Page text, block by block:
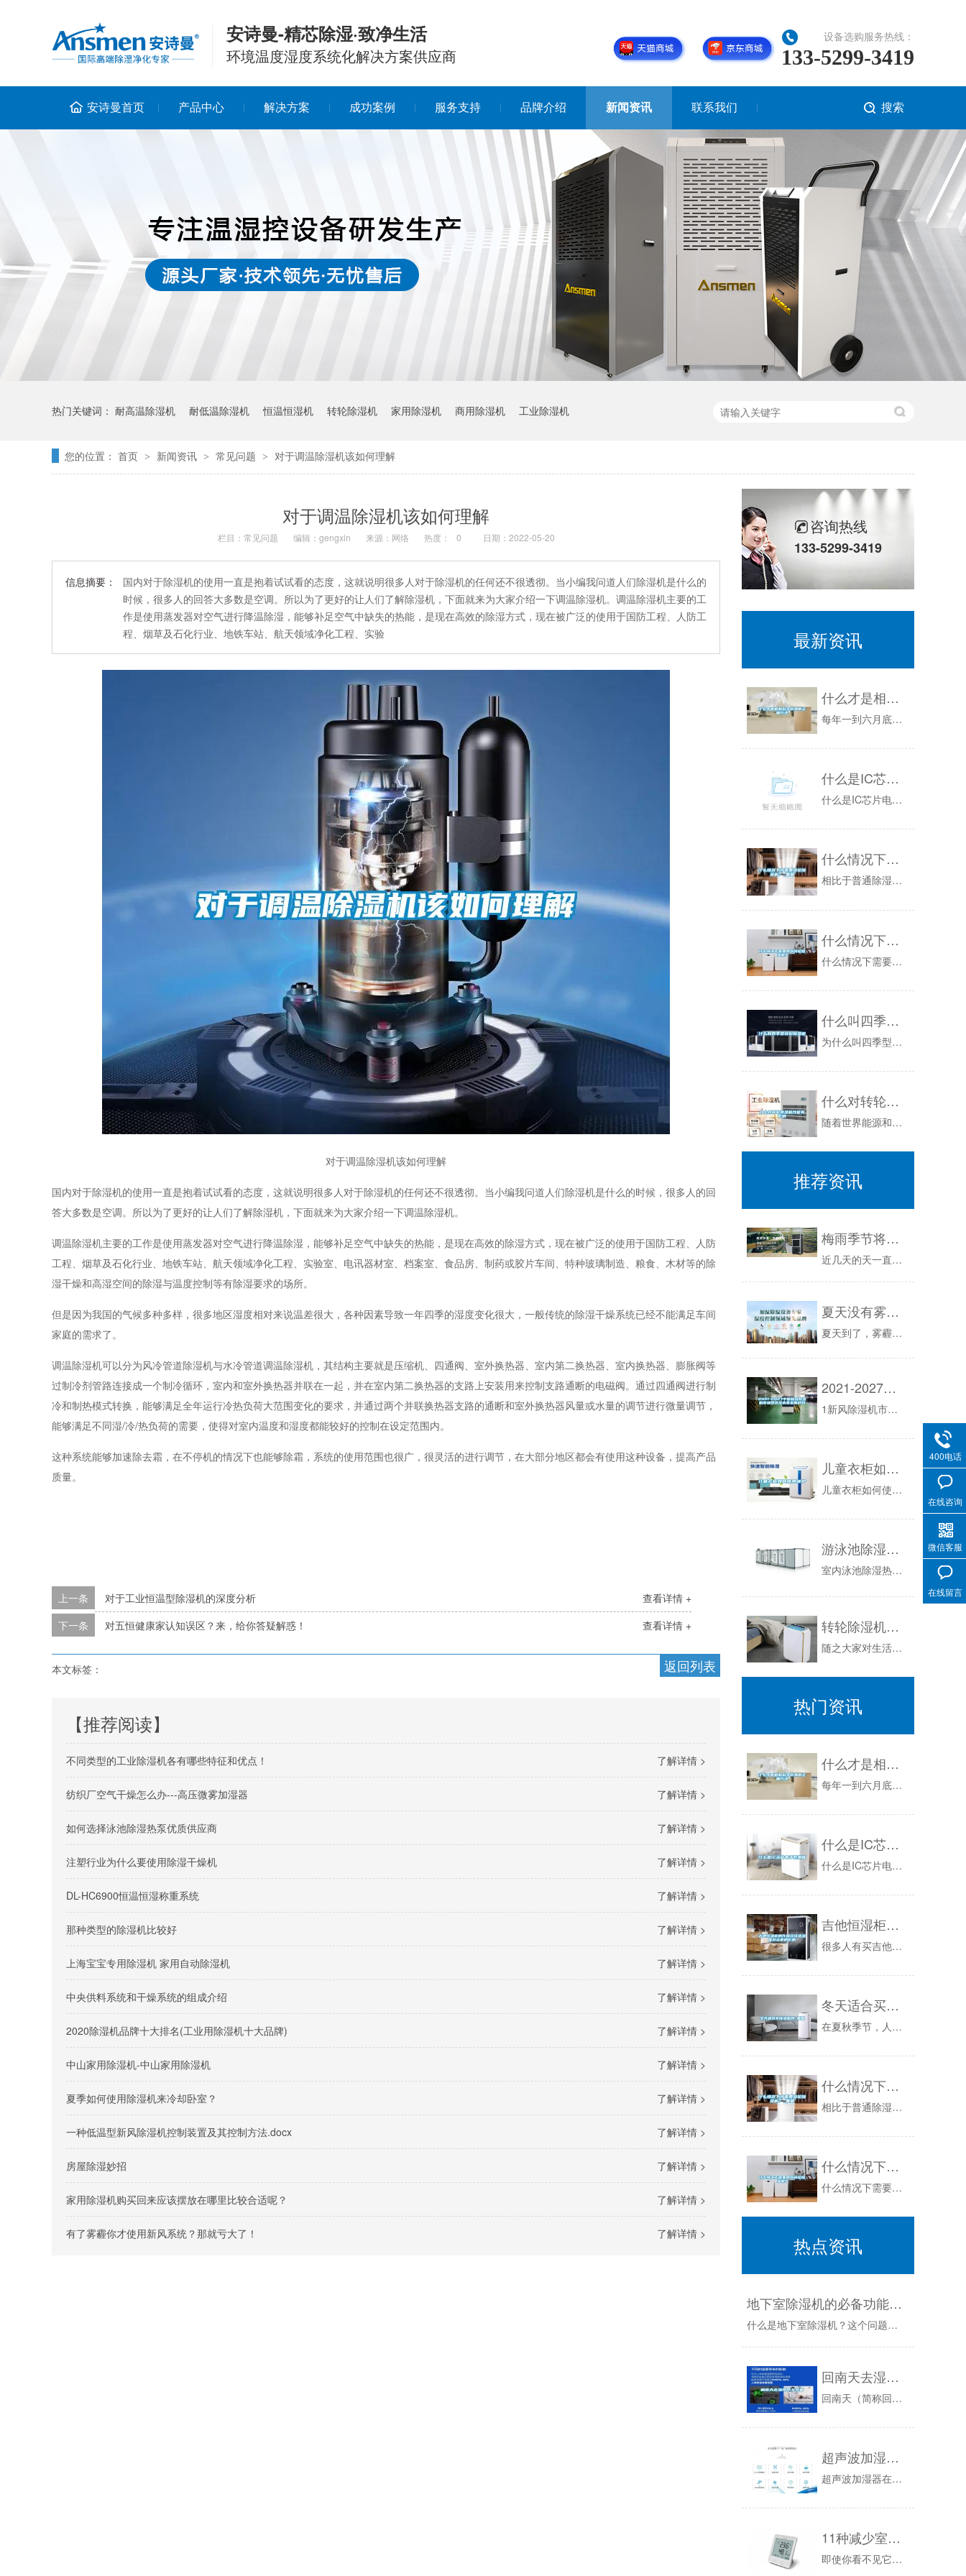
搜索
安诗曼-精芯除湿·致净生活
环境温度湿度系统化解决方案供应商
设备选购服务热线：
133-5299-3419
安诗曼首页 产品中心 解决方案 成功案例 服务支持 品牌介绍 新闻资讯 联系我们
热门关键词： 耐高温除湿机 耐低温除湿机 恒温恒湿机 转轮除湿机 家用除湿机 商用除湿机 工业除湿机
您的位置： 首页 > 新闻资讯 > 常见问题 > 对于调温除湿机该如何理解
对于调温除湿机该如何理解
栏目： 常见问题 编辑：gengxin 来源：网络 热度： 0 日期：2022-05-20
信息摘要：
国内对于除湿机的使用一直是抱着试试看的态度，这就说明很多人对于除湿机的任何还不很透彻。当小编我问道人们除湿机是什么的
时候，很多人的回答大多数是空调。所以为了更好的让人们了解除湿机，下面就来为大家介绍一下调温除湿机。调温除湿机主要的工
作是使用蒸发器对空气进行降温除湿，能够补足空气中缺失的热能，是现在高效的除湿方式，现在被广泛的使用于国防工程、人防工
程、烟草及石化行业、地铁车站、航天领域净化工程、实验
对于调温除湿机该如何理解
国内对于除湿机的使用一直是抱着试试看的态度，这就说明很多人对于除湿机的任何还不很透彻。当小编我问道人们除湿机是什么的时候，很多人的回
答大多数是空调。所以为了更好的让人们了解除湿机，下面就来为大家介绍一下调温除湿机。
调温除湿机主要的工作是使用蒸发器对空气进行降温除湿，能够补足空气中缺失的热能，是现在高效的除湿方式，现在被广泛的使用于国防工程、人防
工程、烟草及石化行业、地铁车站、航天领域净化工程、实验室、电讯器材室、档案室、食品房、制药或胶片车间、特种玻璃制造、粮食、木材等的除
湿干燥和高湿空间的除湿与温度控制等有除湿要求的场所。
但是因为我国的气候多种多样，很多地区湿度相对来说温差很大，各种因素导致一年四季的湿度变化很大，一般传统的除湿干燥系统已经不能满足车间
家庭的需求了。
调温除湿机可以分为风冷管道除湿机与水冷管道调温除湿机，其结构主要就是压缩机、四通阀、室外换热器、室内第二换热器、室内换热器、膨胀阀等
过制冷剂管路连接成一个制冷循环，室内和室外换热器并联在一起，并在室内第二换热器的支路上安装用来控制支路通断的电磁阀。通过四通阀进行制
冷和制热模式转换，能够满足全年运行冷热负荷大范围变化的要求，并通过两个并联换热器支路的通断和室外换热器风量或水量的调节进行微量调节，
能够满足不同湿/冷/热负荷的需要，使得对室内温度和湿度都能较好的控制在设定范围内。
这种系统能够加速除去霜，在不停机的情况下也能够除霜，系统的使用范围也很广，很灵活的进行调节，在大部分地区都会有使用这种设备，提高产品
质量。
查看详情 +
上一条
对于工业恒温型除湿机的深度分析
查看详情 +
下一条 对五恒健康家认知误区？来，给你答疑解惑！
返回列表
本文标签：
【推荐阅读】
了解详情 >
不同类型的工业除湿机各有哪些特征和优点！
了解详情 >
纺织厂空气干燥怎么办---高压微雾加湿器
了解详情 >
如何选择泳池除湿热泵优质供应商
了解详情 >
注塑行业为什么要使用除湿干燥机
了解详情 >
DL-HC6900恒温恒湿称重系统
了解详情 >
那种类型的除湿机比较好
了解详情 >
上海宝宝专用除湿机 家用自动除湿机
了解详情 >
中央供料系统和干燥系统的组成介绍
了解详情 >
2020除湿机品牌十大排名(工业用除湿机十大品牌)
了解详情 >
中山家用除湿机-中山家用除湿机
了解详情 >
夏季如何使用除湿机来冷却卧室？
了解详情 >
一种低温型新风除湿机控制装置及其控制方法.docx
了解详情 >
房屋除湿妙招
了解详情 >
家用除湿机购买回来应该摆放在哪里比较合适呢？
了解详情 >
有了雾霾你才使用新风系统？那就亏大了！
咨询热线
133-5299-3419
最新资讯
什么才是相机科学防潮的正确方法
每年一到六月底七月初的时候，全国各地都会开启“下雨模式”。就连笔者所处的以缺水著称的帝都，这两天也是阴雨连绵。什么东西一多了也都受不了，这雨...
什么是IC芯片电子防潮箱
什么是IC芯片电子防潮箱？电子芯片除湿方法是近年来一种新的工作原理，也可称为冷冻芯片霜水除湿方法，该技术***早来自美国航天技术制冷芯片，具...
什么情况下才需要转轮除湿机？_重复
相比于普通除湿机，转轮除湿机的优势尤其明显，它的除湿量更大，效率更高可以连续提供低露点干空气，是众多行业的首选除湿设备。但是，转轮除湿机的成...
什么情况下需要用到转轮除湿机？
什么情况下需要用到转轮除湿机？_轮转除湿机组的中心构造为一个不断滚动的蜂窝状枯燥轮。转轮是除湿机中启动吸收水分的作用，它的介质是由几种特别的...
什么叫四季型转轮除湿机
为什么叫四季型转轮除湿机?从字面上看，就是一年四季都适用，包括华东地区冬天冷、夏天热、黄霉天等任何条件下。四季型转轮除湿机是将单独转轮型和单...
什么对转轮除湿机性能有影响
随着世界能源和环境问题的进一步突出，除湿供冷技术的优越性开始被人们认识并且逐步得到发展，转轮除湿机是除湿供冷空调技术中的关键设备，全面了解其...
推荐资讯
梅雨季节将至？
近几天的天一直白蒙蒙的一整片，全国多地大暴雨，还伴随电闪与雷电，莫不是……梅雨天气即将到来？梅雨天气是几月份？梅雨（黄梅天），指中国长江中下...
夏天没有雾霾，还有必要安装新风吗？
夏天到了，雾霾天明显少了很多，空气质量也逐渐好转，朋友圈被各种城市的天空蓝刷屏。夏天没有雾霾空气质量就安全，没有后顾之忧了吗？事实上，室内空...
2021-2027中国新风除湿机市场现状及未来发展趋势
1新风除湿机市场概述1.1产品定义及统计范围1.2按照不同产品类型，新风除湿机主要可以分为如下几个类别1.2.1不同类型新风除湿机增长趋势2...
儿童衣柜如何使用维护
儿童衣柜如何使用维护：国人对自己的孩子是非常心疼的，小编老家有句话是这么说的，大疼小那是真疼，小疼大，那只是一句话，所以在孩子身上花钱是很舍...
游泳池除湿热泵机组如何有效防止腐蚀
室内泳池除湿热泵安诗曼泳池除湿专业服务厂商，竭诚期待您的沟通与交流！
转轮除湿机能带来哪些好处？
随之大家对生活质量的持续追求完美，像转轮除湿机这类技术专业的气体温控工貝，也逐渐的踏入到一般重任的家里，尤其湿冷的时节，它可以协助人们迅速并...
热门资讯
什么才是相机科学防潮的正确方法
每年一到六月底七月初的时候，全国各地都会开启“下雨模式”。就连笔者所处的以缺水著称的帝都，这两天也是阴雨连绵。什么东西一多了也都受不了，这雨...
什么是IC芯片电子防潮箱
什么是IC芯片电子防潮箱？电子芯片除湿方法是近年来一种新的工作原理，也可称为冷冻芯片霜水除湿方法，该技术***早来自美国航天技术制冷芯片，具...
吉他恒湿柜的作用及环境湿度对吉他的影响
很多人有买吉他的想法只是因为在某些时候脑袋发热，这在弹吉他的人中占了大多数。购买时，在电商平台上往往只买一个几千到几百的电吉他玩玩练手。在这...
冬天适合买除湿机吗_重复
在夏秋季节，人们最苦恼的便是家里潮湿，造成衣物、书籍都受潮，霉变，给生活带来了很大的不便。从而使得除湿机成了人们热捧的电器。随着秋冬季节的到...
什么情况下才需要转轮除湿机？_重复
相比于普通除湿机，转轮除湿机的优势尤其明显，它的除湿量更大，效率更高可以连续提供低露点干空气，是众多行业的首选除湿设备。但是，转轮除湿机的成...
什么情况下需要用到转轮除湿机？
什么情况下需要用到转轮除湿机？_轮转除湿机组的中心构造为一个不断滚动的蜂窝状枯燥轮。转轮是除湿机中启动吸收水分的作用，它的介质是由几种特别的...
热点资讯
地下室除湿机的必备功能和特征
什么是地下室除湿机？这个问题的答案并不像你想象的那样有趣或令人兴奋。地下室除湿机只是一个普通的独立式便携式除湿机，但它配备了某些特征和功能，...
回南天去湿预防关节痛
回南天（简称回南）是对我国南方地区一种天气现象的称呼，通常指每年春天时，气温开始回暖而湿度开始回升的现象。华南属于典型的海洋性亚热带季风气候...
超声波加湿器可以除臭吗？
超声波加湿器在除臭方面的应用：对于使用垃圾发电的火电站、养殖场或者各种喷漆车间来说，空气味道实在是不怎么样，冬天还要好点，毕竟温度不高，气味...
11种减少室内空气污染的方法 室内空气除湿机
即使你看不见它们，但是你的家里依旧充满了过敏原！室内空气质量问题的常见来源包括霉菌，尘螨，蟑螂，花粉，宠物和干燥空气。我们人类具有很强的适应...
400电话
在线咨询
微信客服
在线留言